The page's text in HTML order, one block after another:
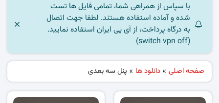
با سپاس از همراهی شما، تمامی فایل ها تست
شده و آماده استفاده هستند. لطفا جهت اتصال
به درگاه پرداخت، از آی پی ایران استفاده نمایید.
(switch vpn off)
صفحه اصلی » دانلود ها » پنل سه بعدی